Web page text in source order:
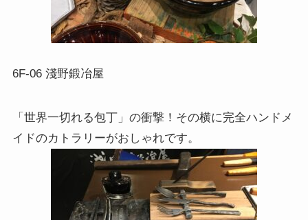
6F-06 淺野鍛冶屋
「世界一切れる包丁」の衝撃！その横に完全ハンドメ
イドのカトラリーがおしゃれです。